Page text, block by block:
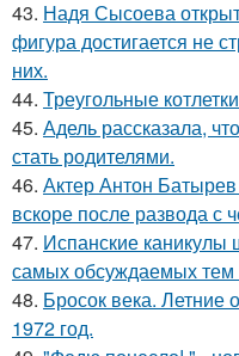
43. Надя Сысоева
фигура достигается не
них.
44. Треугольные
45. Адель рассказала,
стать родителями.
46. Актер Антон
вскоре после развода с
47. Испанские каникулы
самых обсуждаемых тем
48. Бросок века. Летние
1972 год.